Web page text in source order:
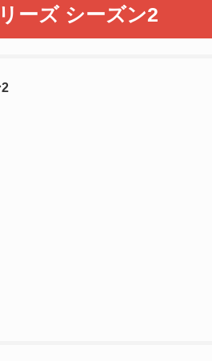
ーズ シーズン2